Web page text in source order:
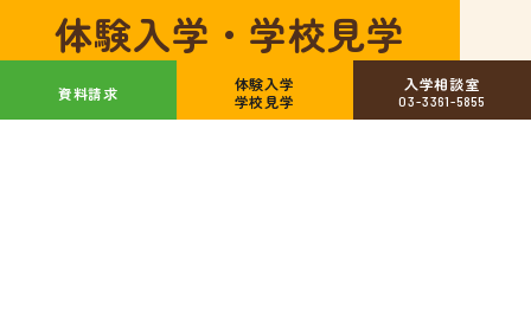
資料請求
体験入学
学校見学
入学相談室
03-3361-5855
体験入学・学校見学